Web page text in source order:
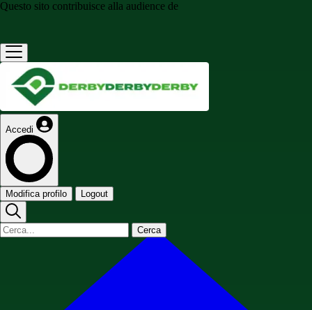
Questo sito contribuisce alla audience de
Accedi
Modifica profilo Logout
Cerca